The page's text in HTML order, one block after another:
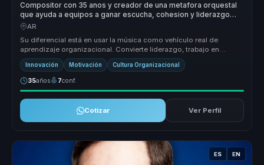
Compositor con 35 anos y creador de una metafora orquestal
que ayuda a equipos a ganar escucha, cohesion y liderazgo
colaborativo.
AR
Su diferencial está en usar la música como vehículo real de
aprendizaje organizacional. Convierte liderazgo, trabajo en
equipo y cultura ...
Innovación Motivación Cultura Organizacional
35años 7conf.
Cotizar Ver Perfil
ES EN